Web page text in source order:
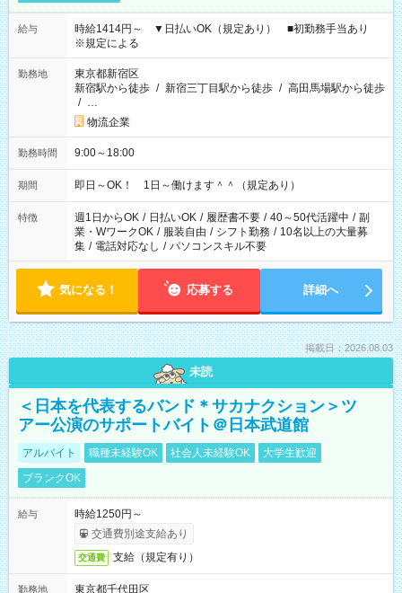
給与
時給1414円～ ▼日払いOK（規定あり） ■初勤務手当あり
※規定による
勤務地
東京都新宿区
新宿駅から徒歩 / 新宿三丁目駅から徒歩 / 高田馬場駅から徒歩
/ …
物流企業
勤務時間 9:00～18:00
期間 即日～OK！ 1日～働けます＾＾（規定あり）
特徴 週1日からOK / 日払いOK / 履歴書不要 / 40～50代活躍中 / 副
業・WワークOK / 服装自由 / シフト勤務 / 10名以上の大量募
集 / 電話対応なし / パソコンスキル不要
気になる！ 応募する 詳細へ
掲載日：2026.08.03
未読
＜日本を代表するバンド＊サカナクション＞ツ
アー公演のサポートバイト＠日本武道館
アルバイト 職種未経験OK 社会人未経験OK
大学生歓迎
ブランクOK
給与
時給1250円～
交通費別途支給あり
交通費 支給（規定有り）
勤務地
東京都千代田区